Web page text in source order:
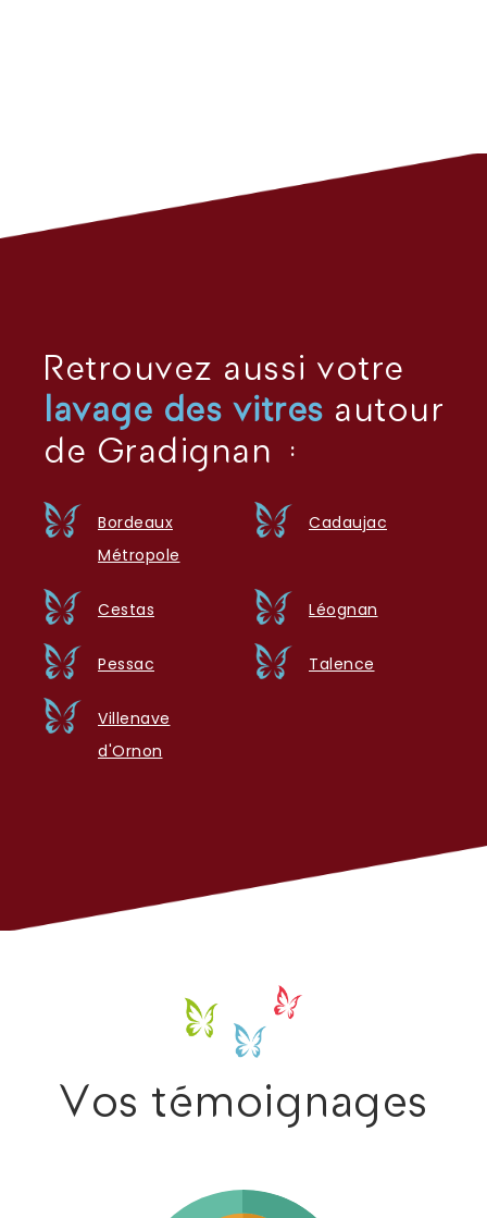
Retrouvez aussi votre
lavage des vitres autour
de Gradignan :
Bordeaux
Métropole
Cadaujac
Cestas Léognan
Pessac Talence
Villenave
d'Ornon
Vos témoignages